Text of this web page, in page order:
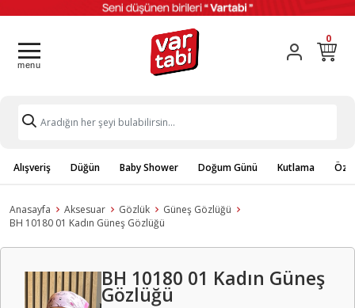
0
Alışveriş Düğün Baby Shower Doğum Günü Kutlama
Anasayfa Aksesuar Gözlük
Güneş Gözlüğü
BH 10180 01 Kadın Güneş Gözlüğü
BH 10180 01 Kadın Güneş
Gözlüğü